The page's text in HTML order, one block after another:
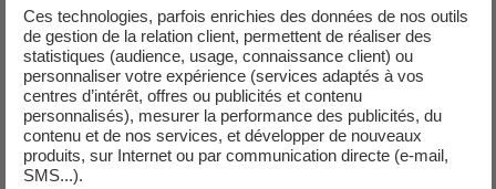
l’hiver, qui est la saison où la demande en électricité est la
plus forte. L’objectif est de faire en sorte de disposer d’un
nombre suffisant de réacteurs disponibles pour répondre
à la demande en électricité établie par le gestionnaire du
réseau de transport d’électricité (RTE). Des actions
spécifiques sont ainsi mises en place durant tout l’hiver
sur chaque centrale. Elles visent à optimiser et à sécuriser
Ces technologies, parfois enrichies des données de nos outils
de gestion de la relation client, permettent de réaliser des
statistiques (audience, usage, connaissance client) ou
personnaliser votre expérience (services adaptés à vos
centres d’intérêt, offres ou publicités et contenu
personnalisés), mesurer la performance des publicités, du
contenu et de nos services, et développer de nouveaux
produits, sur Internet ou par communication directe (e-mail,
SMS...).